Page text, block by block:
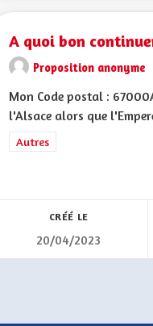
: UNE
DE LA COLLECTIVITÉ
A quoi bon
Proposition anonyme
Mon Code postal :
l'Alsace alors que
Filtrer les résultats de la
Autres
CRÉÉ LE
20/04/2023